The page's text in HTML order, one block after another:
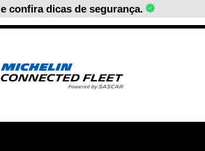
e confira dicas de segurança.